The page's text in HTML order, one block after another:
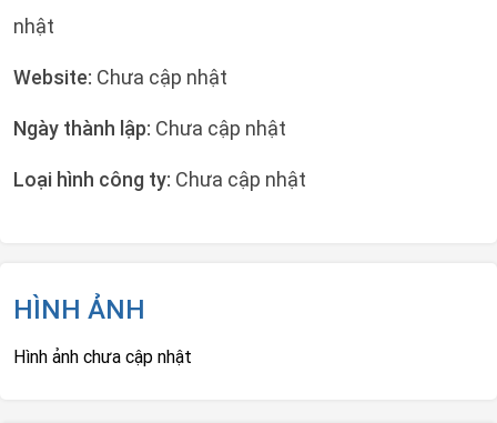
nhật
Website: Chưa cập nhật
Ngày thành lập: Chưa cập nhật
Loại hình công ty: Chưa cập nhật
HÌNH ẢNH
Hình ảnh chưa cập nhật